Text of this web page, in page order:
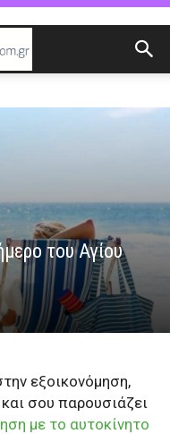
του Αγίου
εξοικονόμηση,
σου παρουσιάζει
με το αυτοκίνητο